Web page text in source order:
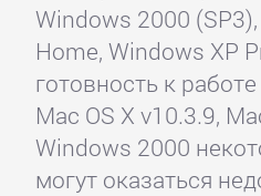
Windows 2000
Home, Windows XP
готовность к
Mac OS X v10.3.9,
Windows 2000
могут оказаться